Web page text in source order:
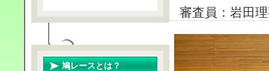
審査員：岩田
鳩レースとは？